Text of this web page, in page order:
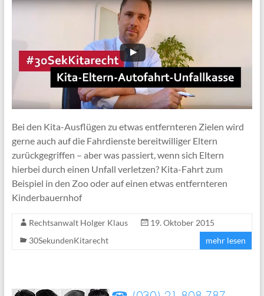
Bei den Kita-Ausflügen zu etwas entfernteren Zielen wird
gerne auch auf die Fahrdienste bereitwilliger Eltern
zurückgegriffen – aber was passiert, wenn sich Eltern
hierbei durch einen Unfall verletzen? Kita-Fahrt zum
Beispiel in den Zoo oder auf einen etwas entfernteren
Kinderbauernhof
Rechtsanwalt Holger Klaus
19. Oktober 2015
30SekundenKitarecht
mehr lesen